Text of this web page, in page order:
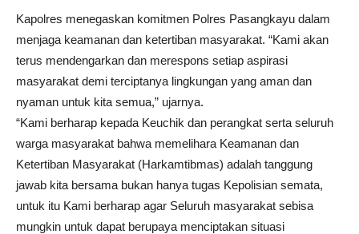
Kapolres menegaskan komitmen Polres Pasangkayu dalam
menjaga keamanan dan ketertiban masyarakat. “Kami akan
terus mendengarkan dan merespons setiap aspirasi
masyarakat demi terciptanya lingkungan yang aman dan
nyaman untuk kita semua,” ujarnya.
“Kami berharap kepada Keuchik dan perangkat serta seluruh
warga masyarakat bahwa memelihara Keamanan dan
Ketertiban Masyarakat (Harkamtibmas) adalah tanggung
jawab kita bersama bukan hanya tugas Kepolisian semata,
untuk itu Kami berharap agar Seluruh masyarakat sebisa
mungkin untuk dapat berupaya menciptakan situasi